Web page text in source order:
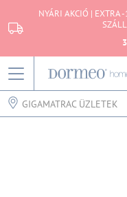
NYÁRI AKCIÓ | EXTRA
3
GIGAMATRAC ÜZLETEK